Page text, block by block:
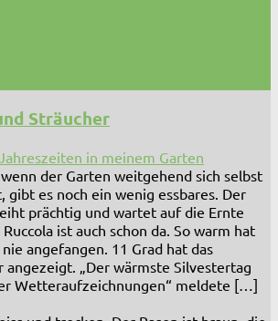
Sträucher
in meinem Garten
der Garten weitgehend sich selbst
gibt es noch ein wenig essbares. Der
prächtig und wartet auf die Ernte
ist auch schon da. So warm hat
angefangen. 11 Grad hat das
„Der wärmste Silvestertag
Wetteraufzeichnungen“ meldete […]